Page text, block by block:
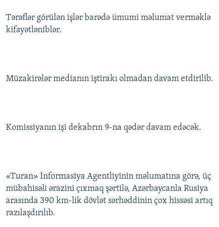
Tərəflər görülən işlər barədə ümumi məlumat verməklə
kifayətləniblər.
Müzakirələr medianın iştirakı olmadan davam etdirilib.
Komissiyanın işi dekabrın 9-na qədər davam edəcək.
«Turan» İnformasiya Agentliyinin məlumatına görə, üç
mübahisəli ərazini çıxmaq şərtilə, Azərbaycanla Rusiya
arasında 390 km-lik dövlət sərhəddinin çox hissəsi artıq
razılaşdırılıb.